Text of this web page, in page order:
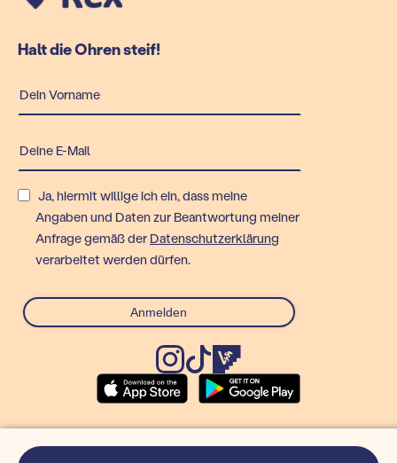
Halt die Ohren steif!
Ja, hiermit willige ich ein, dass meine
Angaben und Daten zur Beantwortung meiner
Anfrage gemäß der Datenschutzerklärung
verarbeitet werden dürfen.